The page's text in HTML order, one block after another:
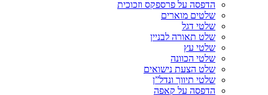
הדפסה על פרספקס וזכוכית
שלטים מוארים
שלטי דגל
שלט תאורה לבניין
שלטי עץ
שלטי הכוונה
שלט הצעת נישואים
שלטי תיווך ונדל”ן
הדפסה על קאפה